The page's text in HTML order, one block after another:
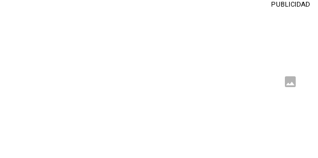
PUBLICIDAD